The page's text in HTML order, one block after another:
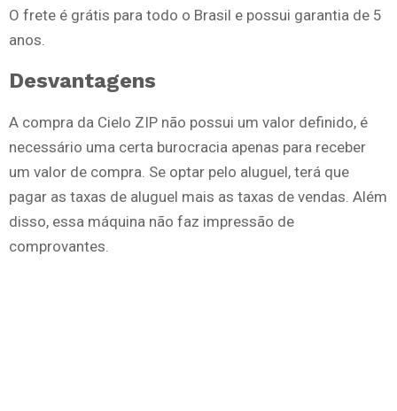
O frete é grátis para todo o Brasil e possui garantia de 5
anos.
Desvantagens
A compra da Cielo ZIP não possui um valor definido, é
necessário uma certa burocracia apenas para receber
um valor de compra. Se optar pelo aluguel, terá que
pagar as taxas de aluguel mais as taxas de vendas. Além
disso, essa máquina não faz impressão de
comprovantes.